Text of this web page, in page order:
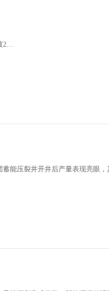
2…
能压裂井开井后产量表现亮眼，